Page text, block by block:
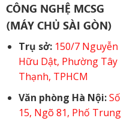
CÔNG NGHỆ MCSG
(MÁY CHỦ SÀI GÒN)
Trụ sở: 150/7 Nguyễn
Hữu Dật, Phường Tây
Thạnh, TPHCM
Văn phòng Hà Nội: Số
15, Ngõ 81, Phố Trung